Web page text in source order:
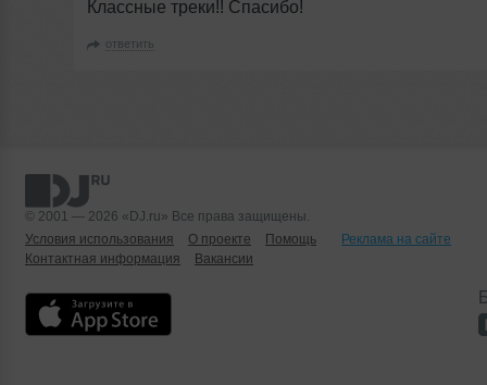
Классные треки!! Спасибо!
ответить
© 2001 — 2026 «DJ.ru» Все права защищены.
Условия использования
О проекте Помощь
Реклама на сайте
Контактная информация
Вакансии